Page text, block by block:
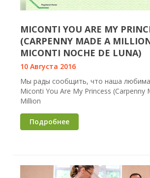
MICONTI YOU ARE MY
(CARPENNY MADE A
MICONTI NOCHE DE LUNA)
10 Августа 2016
Мы рады сообщить, что наша
Miconti You Are My Princess (Carpenny
Million
Подробнее